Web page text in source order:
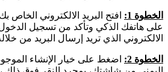
1:
افتح البريد الالكتروني الخاص بك
الذكي وتأكد من تسجيل الدخول إلى
الذي تريد إرسال البريد من خلاله.
2:
اضغط على خيار الإنشاء الموجود في